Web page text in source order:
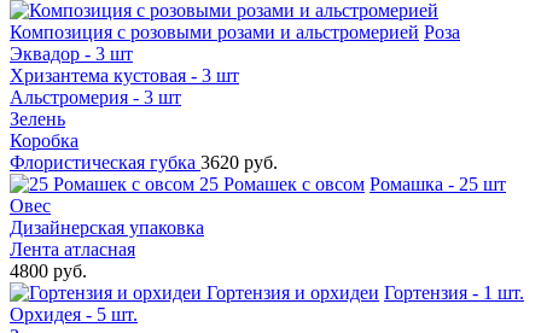
Композиция с розовыми розами и альстромерией Роза
Эквадор - 3 шт
Хризантема кустовая - 3 шт
Альстромерия - 3 шт
Зелень
Коробка
Флористическая губка 3620 руб.
25 Ромашек с овсом Ромашка - 25 шт
Овес
Дизайнерская упаковка
Лента атласная
4800 руб.
Гортензия и орхидеи Гортензия - 1 шт.
Орхидея - 5 шт.